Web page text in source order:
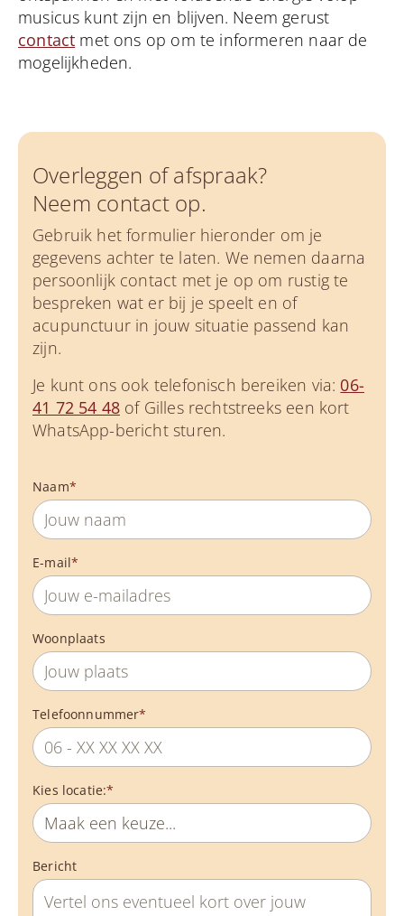
musicus kunt zijn en blijven. Neem gerust
contact met ons op om te informeren naar de
mogelijkheden.
Overleggen of afspraak?
Neem contact op.
Gebruik het formulier hieronder om je
gegevens achter te laten. We nemen daarna
persoonlijk contact met je op om rustig te
bespreken wat er bij je speelt en of
acupunctuur in jouw situatie passend kan
zijn.
Je kunt ons ook telefonisch bereiken via: 06-
41 72 54 48of Gilles rechtstreeks een kort
WhatsApp-bericht sturen.
Naam*
E-mail*
Woonplaats
Telefoonnummer*
Kies locatie:*
Bericht